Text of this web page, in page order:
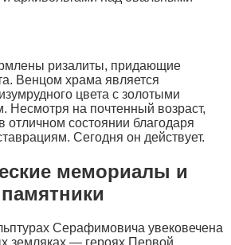
ризалиты, придающие
Венцом храма является
цвета с золотыми
Несмотря на почтенный возраст,
отличном состоянии благодаря
Сегодня он действует.
мемориалы и
памятники
Серафимовича увековечена
земляках — героях Первой